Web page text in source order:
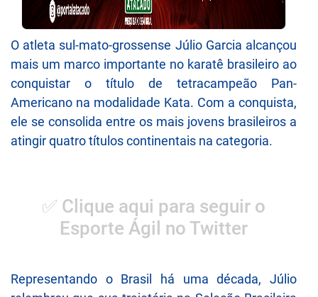
O atleta sul-mato-grossense Júlio Garcia alcançou
mais um marco importante no karatê brasileiro ao
conquistar o título de tetracampeão Pan-
Americano na modalidade Kata. Com a conquista,
ele se consolida entre os mais jovens brasileiros a
atingir quatro títulos continentais na categoria.
✅ Clique aqui para seguir o
Esporte Ágil no Twitter
Representando o Brasil há uma década, Júlio